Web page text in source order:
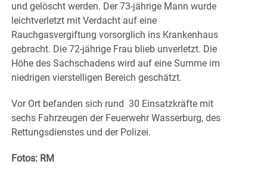
und gelöscht werden. Der 73-jährige Mann wurde
leichtverletzt mit Verdacht auf eine
Rauchgasvergiftung vorsorglich ins Krankenhaus
gebracht. Die 72-jährige Frau blieb unverletzt. Die
Höhe des Sachschadens wird auf eine Summe im
niedrigen vierstelligen Bereich geschätzt.
Vor Ort befanden sich rund 30 Einsatzkräfte mit
sechs Fahrzeugen der Feuerwehr Wasserburg, des
Rettungsdienstes und der Polizei.
Fotos: RM